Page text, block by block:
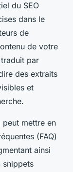
du SEO
dans le
de
de votre
par
des extraits
et
peut mettre en
(FAQ)
ainsi
snippets